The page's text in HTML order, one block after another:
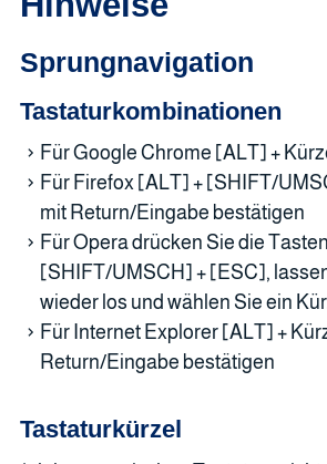
Sprungnavigation
Tastaturkombinationen
Für Google Chrome [ALT] +
Für Firefox [ALT] + [SHIFT/
mit Return/Eingabe bestätigen
Für Opera drücken Sie die Tasten
[SHIFT/UMSCH] + [ESC],
wieder los und wählen Sie ein
Für Internet Explorer [ALT] +
Return/Eingabe bestätigen
Tastaturkürzel